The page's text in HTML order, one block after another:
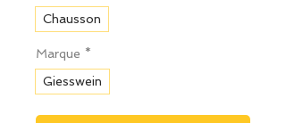
Chausson
Marque *
Giesswein